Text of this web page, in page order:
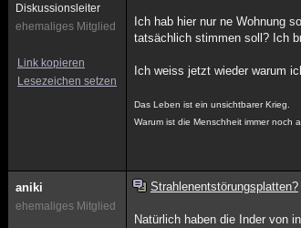
Diskussionsleiter
ehemaliges Mitglied
Link kopieren
Lesezeichen setzen
Ich hab hier nur ne Wohnung
tatsächlich stimmen soll? Ich
Ich weiss jetzt wieder warum
Das Leben ist ein unsichtbarer Krieg.
Warum ist die Menschheit immer noch
aniki
ehemaliges Mitglied
Strahlenentstörungsplatten?
Natürlich haben die Inder von